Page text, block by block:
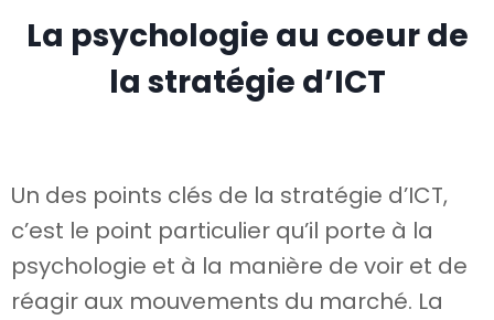
La psychologie au coeur de
la stratégie d’ICT
Un des points clés de la stratégie d’ICT,
c’est le point particulier qu’il porte à la
psychologie et à la manière de voir et de
réagir aux mouvements du marché. La